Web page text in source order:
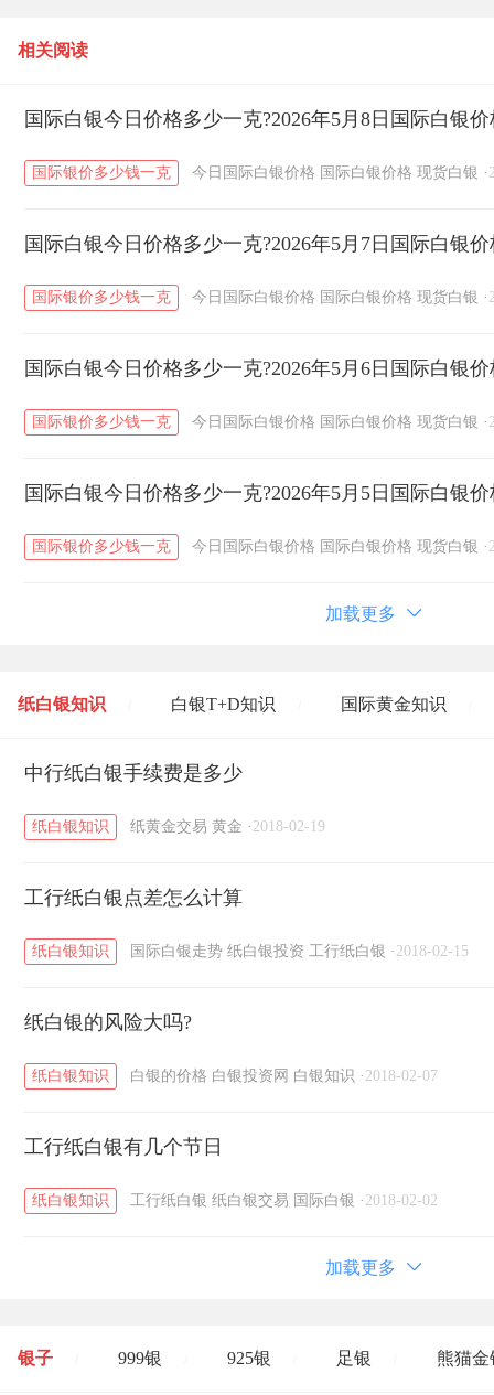
相关阅读
国际白银今日价格多少一克?2026年5月8日国际白银
国际银价多少钱一克 今日国际白银价格 国际白银价格 现货白银 ·
国际白银今日价格多少一克?2026年5月7日国际白银
国际银价多少钱一克 今日国际白银价格 国际白银价格 现货白银 ·
国际白银今日价格多少一克?2026年5月6日国际白银
国际银价多少钱一克 今日国际白银价格 国际白银价格 现货白银 ·
国际白银今日价格多少一克?2026年5月5日国际白银
国际银价多少钱一克 今日国际白银价格 国际白银价格 现货白银 ·
加载更多
纸白银知识 白银T+D知识 国际黄金知识
黄金T+D知识 / 粤贵银知识
中行纸白银手续费是多少
纸白银知识 纸黄金交易 黄金 · 2018-02-19
工行纸白银点差怎么计算
纸白银知识 国际白银走势 纸白银投资 工行纸白银 · 2018-02-15
纸白银的风险大吗?
纸白银知识 白银的价格 白银投资网 白银知识 · 2018-02-07
工行纸白银有几个节日
纸白银知识 工行纸白银 纸白银交易 国际白银 · 2018-02-02
加载更多
银子 999银 925银 足银 熊猫金